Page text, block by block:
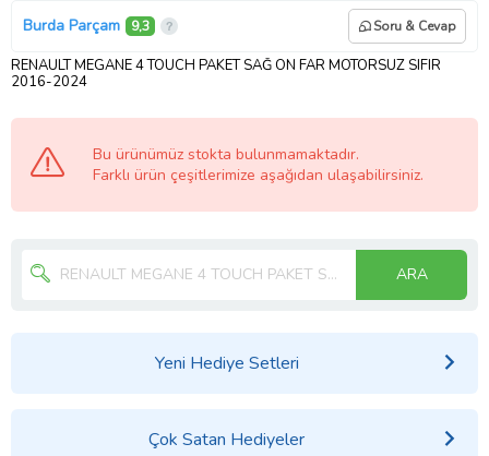
Burda Parçam 9,3 Soru & Cevap
RENAULT MEGANE 4 TOUCH PAKET SAĞ ÖN FAR MOTORSUZ SIFIR
2016-2024
Bu ürünümüz stokta bulunmamaktadır.
Farklı ürün çeşitlerimize aşağıdan ulaşabilirsiniz.
ARA
Yeni Hediye Setleri
Çok Satan Hediyeler